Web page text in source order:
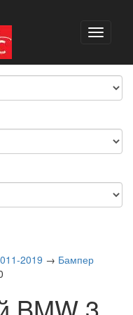
Toggle
2019 → Бампер